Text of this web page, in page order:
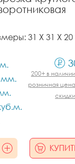
31 X 31 X 20
мм.
200+ в наличии
розничная цена
скидки